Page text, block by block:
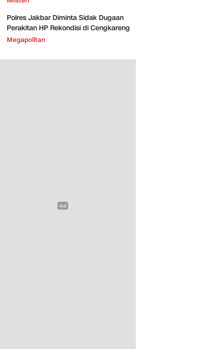
Polres Jakbar Diminta Sidak Dugaan
Perakitan HP Rekondisi di Cengkareng
Megapolitan